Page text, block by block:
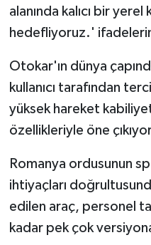
alanında kalıcı bir
hedefliyoruz.'
Otokar'ın dünya
kullanıcı tarafından
yüksek hareket
özellikleriyle öne
Romanya ordusunun
ihtiyaçları
edilen araç, personel
kadar pek çok